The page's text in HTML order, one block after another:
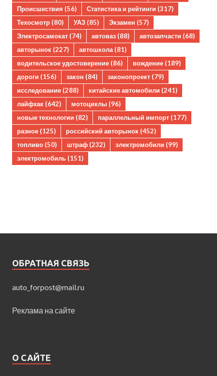
Происшествия (56) Статистика и рейтинги (317)
Техосмотр (80) УАЗ (85) Экзамен (57)
Электросамокат (74) автоваз (88) автозапчасти (68)
авторынок (227) автошкола(81)
водительское удостоверение (86) вождение (189)
дороги (156) закон (84) законопроект (79)
исследование (288) китайские автомобили (241)
лайфхак (642) мотоциклы (96)
новые технологии (82) параллельный импорт (177)
разное (125) российский авторынок (452)
топливо (50) штраф (232) электромобили (99)
электромобиль (151)
ОБРАТНАЯ СВЯЗЬ
auto_forpost@mail.ru
Реклама на сайте
О САЙТЕ